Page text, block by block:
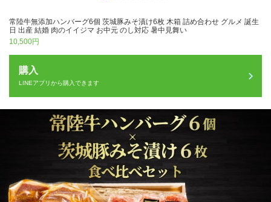
常陸牛無添加ハンバーグ6個 茨城豚みそ漬け6枚 木箱 詰め合わせ グルメ 誕生
日 出産 結婚 肉のイイジマ お中元 のし対応 暑中見舞い
10,500円
購入
LINEアプリから購入できます